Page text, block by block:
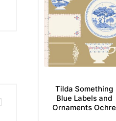
Tilda Something
Blue Labels and
Ornaments Ochre